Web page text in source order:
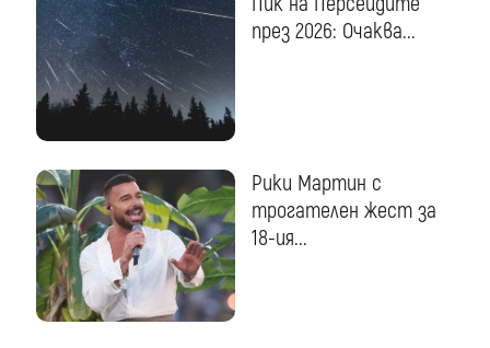
през 2026: Очаква...
Рики Мартин с
трогателен жест за
18-ия...